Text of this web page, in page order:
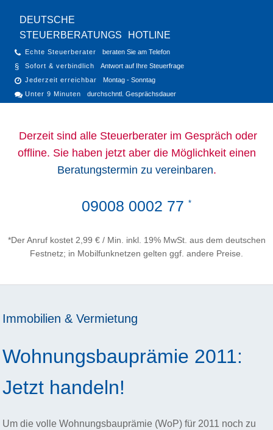
DEUTSCHE
STEUERBERATUNGS
HOTLINE
Echte Steuerberater
beraten Sie am Telefon
Sofort & verbindlich
Antwort auf Ihre Steuerfrage
Jederzeit erreichbar
Montag - Sonntag
Unter 9 Minuten
durchschntl. Gesprächsdauer
Derzeit sind alle Steuerberater im Gespräch oder
offline. Sie haben jetzt aber die Möglichkeit einen
Beratungstermin zu vereinbaren.
09008 0002 77 *
*Der Anruf kostet 2,99 € / Min. inkl. 19% MwSt. aus dem deutschen
Festnetz; in Mobilfunknetzen gelten ggf. andere Preise.
Immobilien & Vermietung
Wohnungsbauprämie 2011:
Jetzt handeln!
Um die volle Wohnungsbauprämie (WoP) für 2011 noch zu